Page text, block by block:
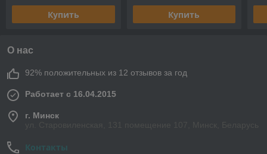
Купить Купить
О нас
92% положительных из 12 отзывов за год
Работает с 16.04.2015
г. Минск
Контакты